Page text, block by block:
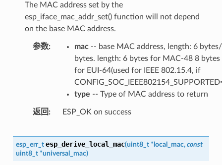
The MAC address set by the
esp_iface_mac_addr_set() function will not depend
on the base MAC address.
参数 mac-- base MAC address, length: 6
bytes. length: 6 bytes for MAC-48 8 bytes
for EUI-64(used for IEEE 802.15.4, if
type -- Type of MAC address to return
返回 ESP_OK on success
esp_err_t esp_derive_local_mac(uint8_t * local_mac, const
uint8_t *universal_mac)